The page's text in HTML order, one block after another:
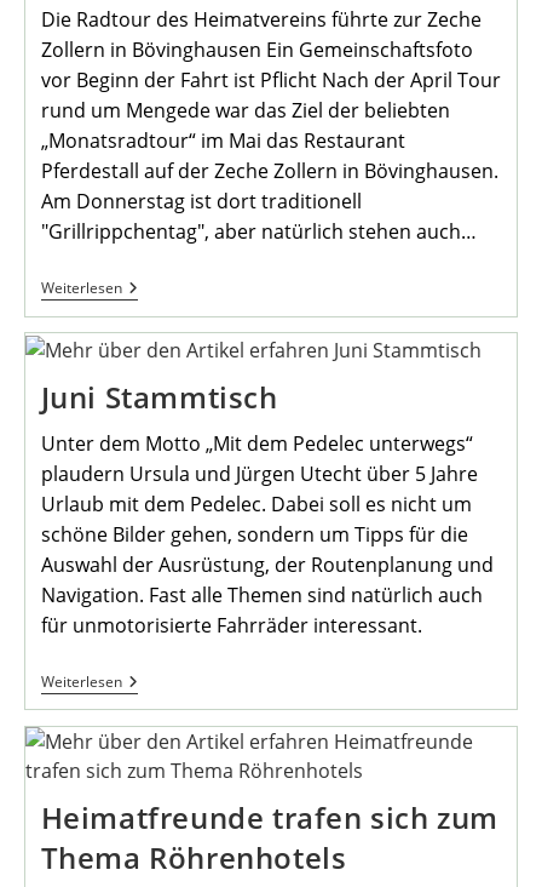
Die Radtour des Heimatvereins führte zur Zeche
Zollern in Bövinghausen Ein Gemeinschaftsfoto
vor Beginn der Fahrt ist Pflicht Nach der April Tour
rund um Mengede war das Ziel der beliebten
„Monatsradtour“ im Mai das Restaurant
Pferdestall auf der Zeche Zollern in Bövinghausen.
Am Donnerstag ist dort traditionell
"Grillrippchentag", aber natürlich stehen auch…
Weiterlesen2.
Nachcorona
Monatsradtour
Mai
Des
Heimatvereins
Juni Stammtisch
Unter dem Motto „Mit dem Pedelec unterwegs“
plaudern Ursula und Jürgen Utecht über 5 Jahre
Urlaub mit dem Pedelec. Dabei soll es nicht um
schöne Bilder gehen, sondern um Tipps für die
Auswahl der Ausrüstung, der Routenplanung und
Navigation. Fast alle Themen sind natürlich auch
für unmotorisierte Fahrräder interessant.
WeiterlesenJuni
Stammtisch
Heimatfreunde trafen sich zum
Thema Röhrenhotels